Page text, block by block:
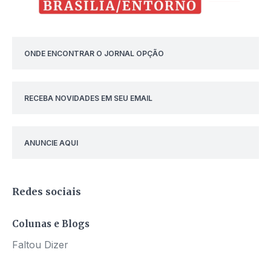
ONDE ENCONTRAR O JORNAL OPÇÃO
RECEBA NOVIDADES EM SEU EMAIL
ANUNCIE AQUI
Redes sociais
Colunas e Blogs
Faltou Dizer